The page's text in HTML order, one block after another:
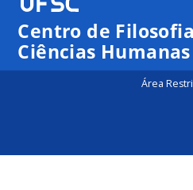
Centro de
Ciências Humanas
Área